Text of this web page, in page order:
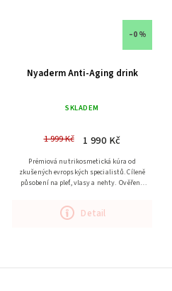
–0 %
Nyaderm Anti-Aging drink
SKLADEM
1 999 Kč 1 990 Kč
Detail
Prémiová nutrikosmetická kúra od
zkušených evropských specialistů. Cíleně
působení na pleť, vlasy a nehty. Ověřeno
výsledky...